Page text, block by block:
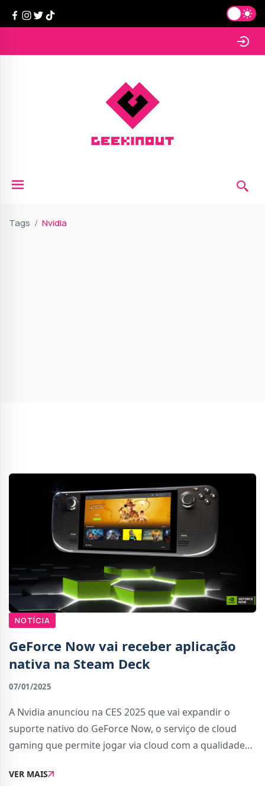
Tags Nvidia
NOTÍCIA
GeForce Now vai receber aplicação
nativa na Steam Deck
07/01/2025
A Nvidia anunciou na CES 2025 que vai expandir o
suporte nativo do GeForce Now, o serviço de cloud
gaming que permite jogar via cloud com a qualidade
o lançamento de uma aplicação nativa para
VER MAIS